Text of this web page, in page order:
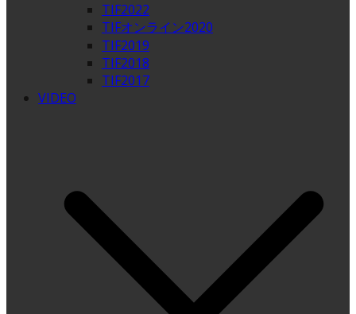
TIF2022
TIFオンライン2020
TIF2019
TIF2018
TIF2017
VIDEO